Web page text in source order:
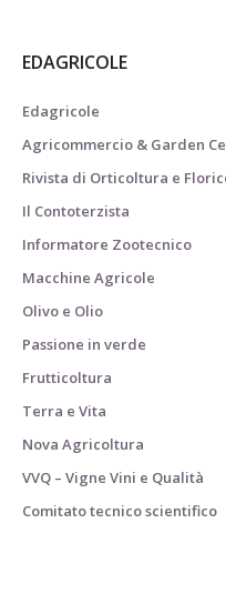
EDAGRICOLE
Edagricole
Agricommercio & Garden
Rivista di Orticoltura e
Il Contoterzista
Informatore Zootecnico
Macchine Agricole
Olivo e Olio
Passione in verde
Frutticoltura
Terra e Vita
Nova Agricoltura
VVQ – Vigne Vini e Qualità
Comitato tecnico scientifico